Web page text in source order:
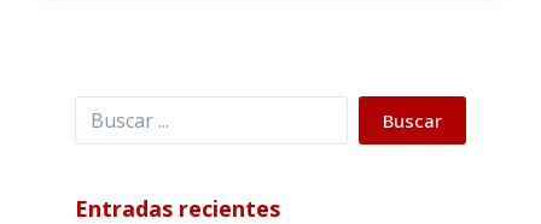
Buscar Buscar
Entradas recientes